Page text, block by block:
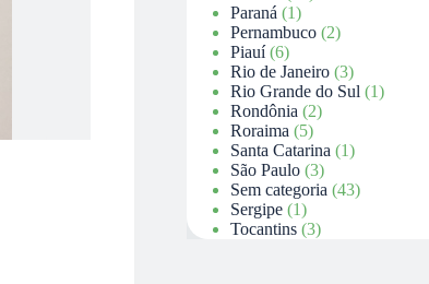
Paraná (1)
Pernambuco (2)
Piauí(6)
Rio de Janeiro (3)
Rio Grande do Sul (1)
Rondônia (2)
Roraima (5)
Santa Catarina (1)
São Paulo (3)
Sem categoria (43)
Sergipe (1)
Tocantins (3)